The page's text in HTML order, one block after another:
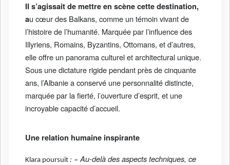
Il s’agissait de mettre en scène cette destination,
au cœur des Balkans, comme un témoin vivant de
l’histoire de l’humanité. Marquée par l’influence des
Illyriens, Romains, Byzantins, Ottomans, et d’autres,
elle offre un panorama culturel et architectural unique.
Sous une dictature rigide pendant près de cinquante
ans, l’Albanie a conservé une personnalité distincte,
marquée par la fierté, l’ouverture d’esprit, et une
incroyable capacité d’accueil.
Une relation humaine inspirante
Klara poursuit : « Au-delà des aspects techniques, ce